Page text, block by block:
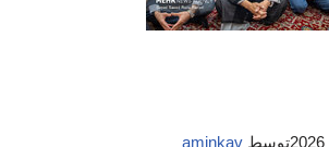
توسط aminkav